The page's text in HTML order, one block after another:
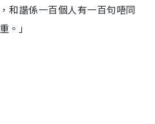
和諧係一百個人有一百句唔同
。」